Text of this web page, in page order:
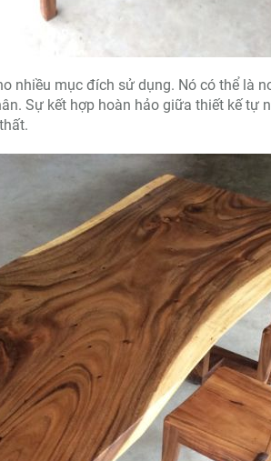
nhiều mục đích sử dụng. Nó có thể là
Sự kết hợp hoàn hảo giữa thiết kế tự